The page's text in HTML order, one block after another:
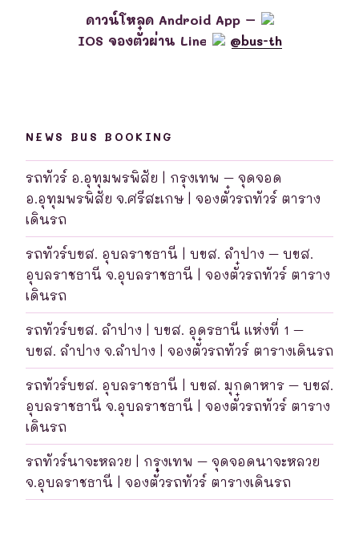
ดาวน์โหลด Android App –
IOS จองตั๋วผ่าน Line
@bus-th
NEWS BUS BOOKING
รถทัวร์ อ.อุทุมพรพิสัย | กรุงเทพ – จุดจอด
อ.อุทุมพรพิสัย จ.ศรีสะเกษ | จองตั๋วรถทัวร์ ตาราง
เดินรถ
รถทัวร์บขส. อุบลราชธานี | บขส. ลำปาง – บขส.
อุบลราชธานี จ.อุบลราชธานี | จองตั๋วรถทัวร์ ตาราง
เดินรถ
รถทัวร์บขส. ลำปาง | บขส. อุดรธานี แห่งที่ 1 –
บขส. ลำปาง จ.ลำปาง | จองตั๋วรถทัวร์ ตารางเดินรถ
รถทัวร์บขส. อุบลราชธานี | บขส. มุกดาหาร – บขส.
อุบลราชธานี จ.อุบลราชธานี | จองตั๋วรถทัวร์ ตาราง
เดินรถ
รถทัวร์นาจะหลวย | กรุงเทพ – จุดจอดนาจะหลวย
จ.อุบลราชธานี | จองตั๋วรถทัวร์ ตารางเดินรถ